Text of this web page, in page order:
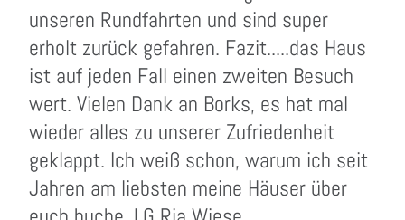
unseren Rundfahrten und sind super
erholt zurück gefahren. Fazit.....das Haus
ist auf jeden Fall einen zweiten Besuch
wert. Vielen Dank an Borks, es hat mal
wieder alles zu unserer Zufriedenheit
geklappt. Ich weiß schon, warum ich seit
Jahren am liebsten meine Häuser über